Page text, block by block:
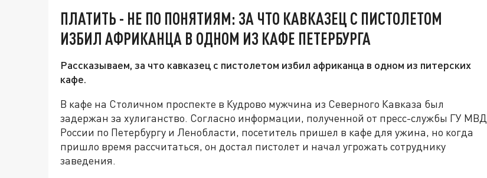
ПЛАТИТЬ - НЕ ПО ПОНЯТИЯМ: ЗА ЧТО КАВКАЗЕЦ С ПИСТОЛЕТОМ
ИЗБИЛ АФРИКАНЦА В ОДНОМ ИЗ КАФЕ ПЕТЕРБУРГА
Рассказываем, за что кавказец с пистолетом избил африканца в одном из питерских
кафе.
В кафе на Столичном проспекте в Кудрово мужчина из Северного Кавказа был
задержан за хулиганство. Согласно информации, полученной от пресс-службы ГУ МВД
России по Петербургу и Ленобласти, посетитель пришел в кафе для ужина, но когда
пришло время рассчитаться, он достал пистолет и начал угрожать сотруднику
заведения.